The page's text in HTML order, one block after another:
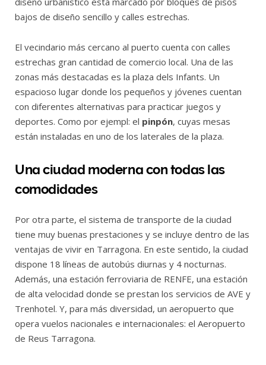
bajos de diseño sencillo y calles estrechas.
El vecindario más cercano al puerto cuenta con calles
estrechas gran cantidad de comercio local. Una de las
zonas más destacadas es la plaza dels Infants. Un
espacioso lugar donde los pequeños y jóvenes cuentan
con diferentes alternativas para practicar juegos y
deportes. Como por ejempl: el pinpón, cuyas mesas
están instaladas en uno de los laterales de la plaza.
Una ciudad moderna con todas las
comodidades
Por otra parte, el sistema de transporte de la ciudad
tiene muy buenas prestaciones y se incluye dentro de las
ventajas de vivir en Tarragona. En este sentido, la ciudad
dispone 18 líneas de autobús diurnas y 4 nocturnas.
Además, una estación ferroviaria de RENFE, una estación
de alta velocidad donde se prestan los servicios de AVE y
Trenhotel. Y, para más diversidad, un aeropuerto que
opera vuelos nacionales e internacionales: el Aeropuerto
de Reus Tarragona.